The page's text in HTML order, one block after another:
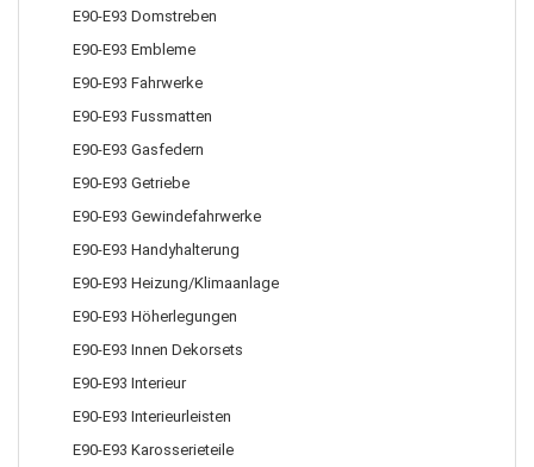
E90-E93 Domstreben
E90-E93 Embleme
E90-E93 Fahrwerke
E90-E93 Fussmatten
E90-E93 Gasfedern
E90-E93 Getriebe
E90-E93 Gewindefahrwerke
E90-E93 Handyhalterung
E90-E93 Heizung/Klimaanlage
E90-E93 Höherlegungen
E90-E93 Innen Dekorsets
E90-E93 Interieur
E90-E93 Interieurleisten
E90-E93 Karosserieteile